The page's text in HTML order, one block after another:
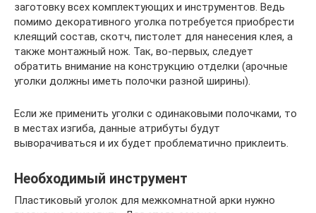
заготовку всех комплектующих и инструментов. Ведь
помимо декоративного уголка потребуется приобрести
клеящий состав, скотч, пистолет для нанесения клея, а
также монтажный нож. Так, во-первых, следует
обратить внимание на конструкцию отделки (арочные
уголки должны иметь полочки разной ширины).
Если же применить уголки с одинаковыми полочками, то
в местах изгиба, данные атрибуты будут
выворачиваться и их будет проблематично приклеить.
Необходимый инструмент
Пластиковый уголок для межкомнатной арки нужно